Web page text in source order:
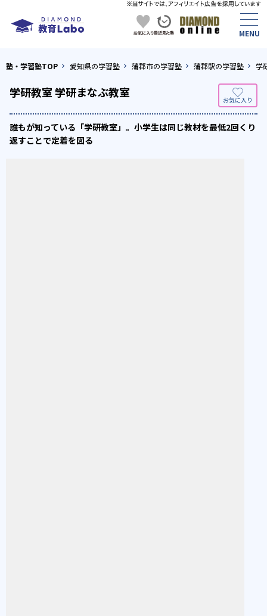
塾・学習塾TOP 愛知県の学習塾 蒲郡市の学習塾 蒲郡駅の学習塾 学
学研教室 学研まなぶ教室
誰もが知っている「学研教室」。小学生は同じ教材を最低2回くり
返すことで定着を図る